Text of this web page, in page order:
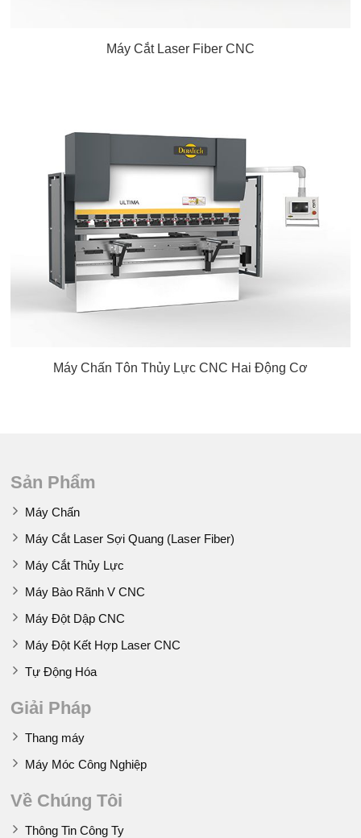
Máy Cắt Laser Fiber CNC
Máy Chấn Tôn Thủy Lực CNC Hai Động Cơ
Sản Phẩm
Máy Chấn
Máy Cắt Laser Sợi Quang (Laser Fiber)
Máy Cắt Thủy Lực
Máy Bào Rãnh V CNC
Máy Đột Dập CNC
Máy Đột Kết Hợp Laser CNC
Tự Động Hóa
Giải Pháp
Thang máy
Máy Móc Công Nghiệp
Về Chúng Tôi
Thông Tin Công Ty